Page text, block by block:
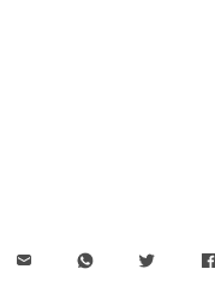
WhatsAppTwitter